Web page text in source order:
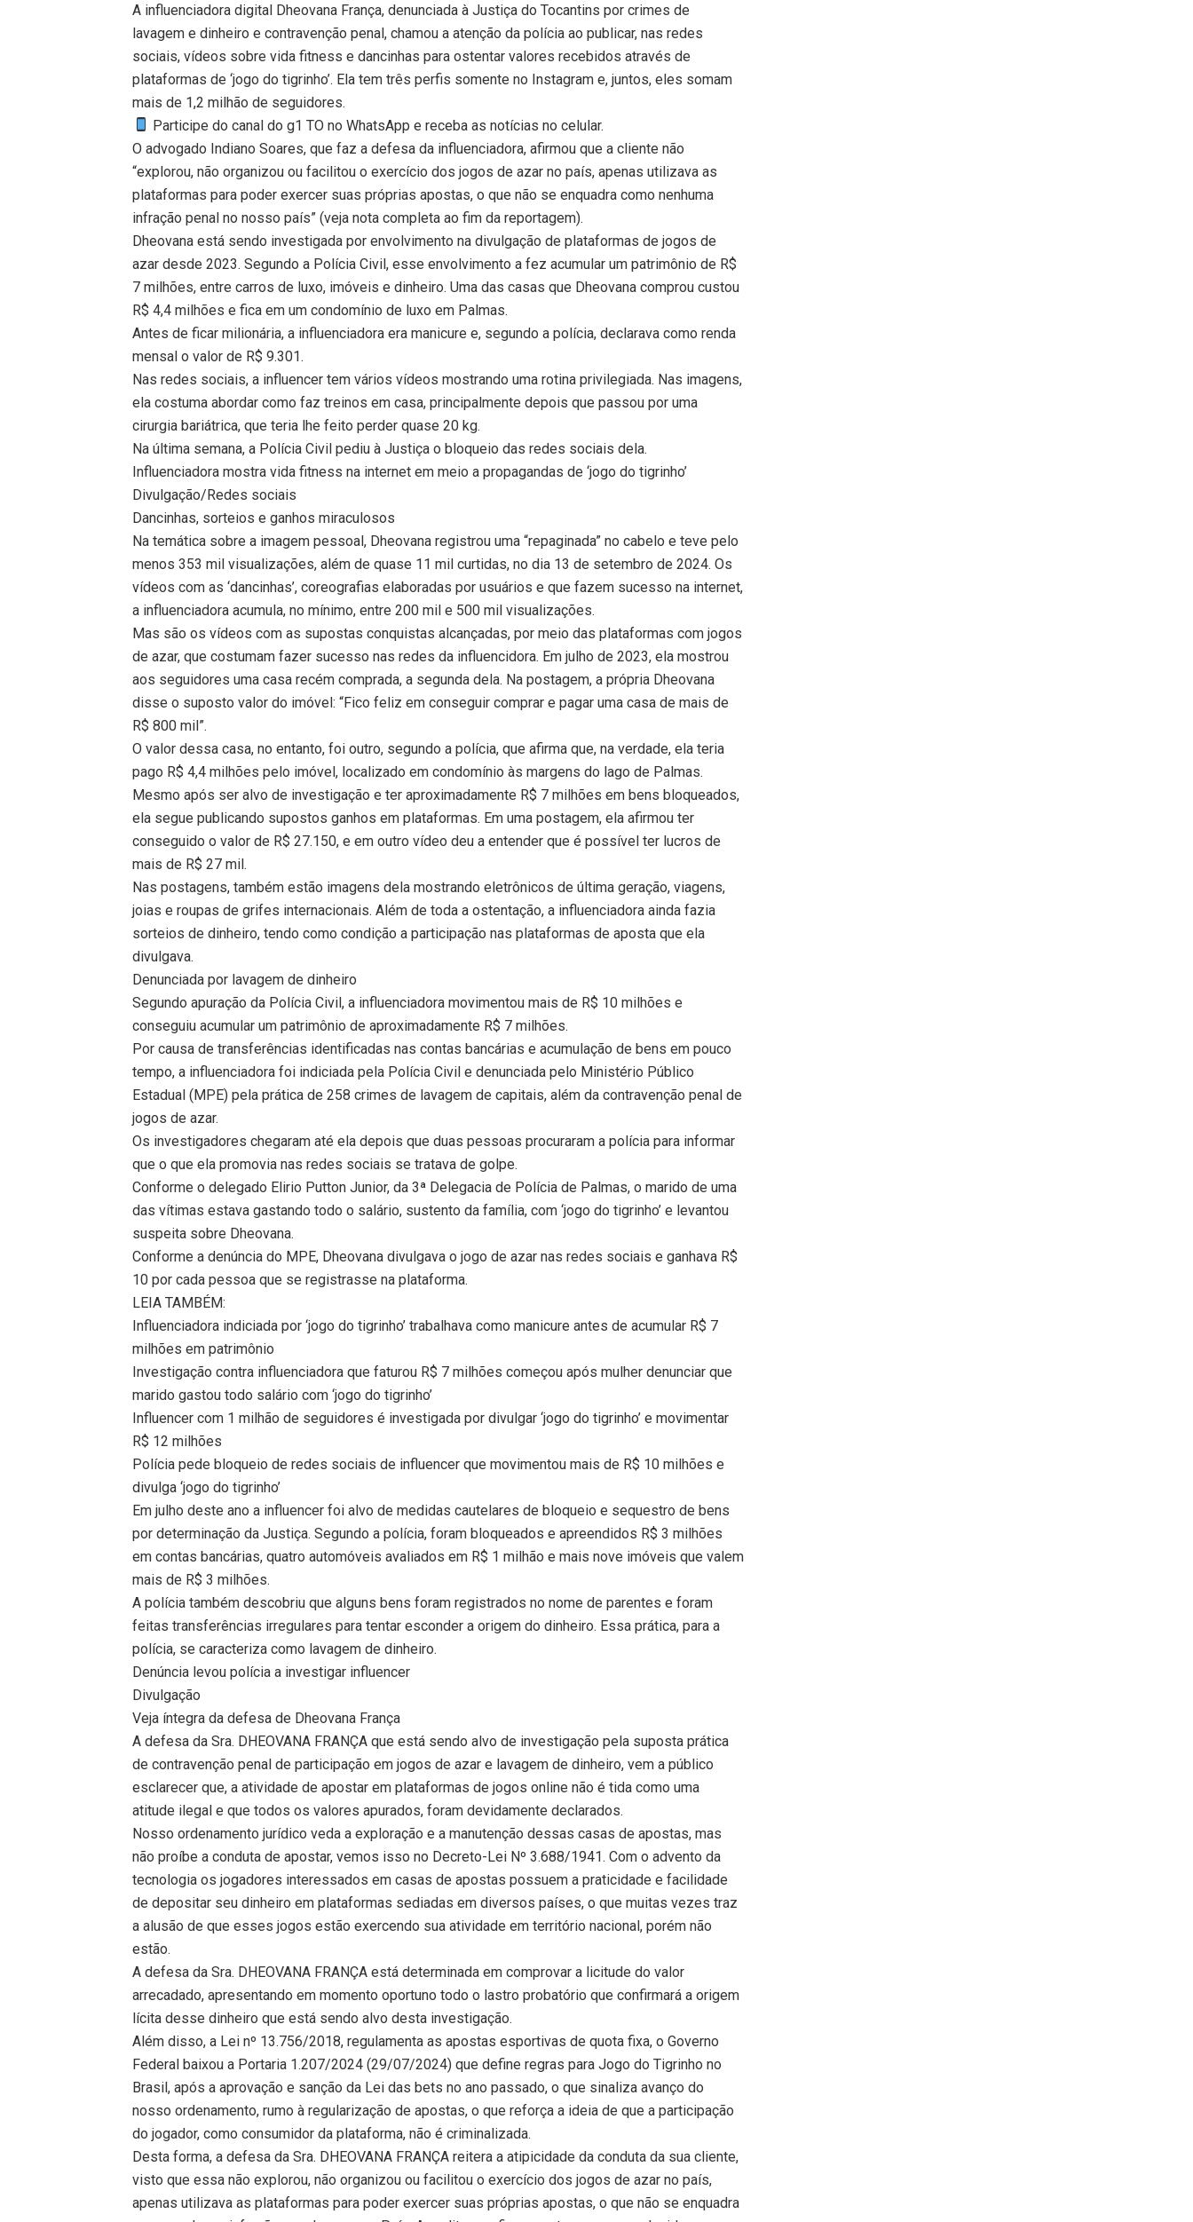
A influenciadora digital Dheovana França, denunciada à Justiça do Tocantins por crimes de
lavagem e dinheiro e contravenção penal, chamou a atenção da polícia ao publicar, nas redes
sociais, vídeos sobre vida fitness e dancinhas para ostentar valores recebidos através de
plataformas de ‘jogo do tigrinho’. Ela tem três perfis somente no Instagram e, juntos, eles somam
mais de 1,2 milhão de seguidores.
Participe do canal do g1 TO no WhatsApp e receba as notícias no celular.
O advogado Indiano Soares, que faz a defesa da influenciadora, afirmou que a cliente não
“explorou, não organizou ou facilitou o exercício dos jogos de azar no país, apenas utilizava as
plataformas para poder exercer suas próprias apostas, o que não se enquadra como nenhuma
infração penal no nosso país” (veja nota completa ao fim da reportagem).
Dheovana está sendo investigada por envolvimento na divulgação de plataformas de jogos de
azar desde 2023. Segundo a Polícia Civil, esse envolvimento a fez acumular um patrimônio de R$
7 milhões, entre carros de luxo, imóveis e dinheiro. Uma das casas que Dheovana comprou custou
R$ 4,4 milhões e fica em um condomínio de luxo em Palmas.
Antes de ficar milionária, a influenciadora era manicure e, segundo a polícia, declarava como renda
mensal o valor de R$ 9.301.
Nas redes sociais, a influencer tem vários vídeos mostrando uma rotina privilegiada. Nas imagens,
ela costuma abordar como faz treinos em casa, principalmente depois que passou por uma
cirurgia bariátrica, que teria lhe feito perder quase 20 kg.
Na última semana, a Polícia Civil pediu à Justiça o bloqueio das redes sociais dela.
Influenciadora mostra vida fitness na internet em meio a propagandas de ‘jogo do tigrinho’
Divulgação/Redes sociais
Dancinhas, sorteios e ganhos miraculosos
Na temática sobre a imagem pessoal, Dheovana registrou uma “repaginada” no cabelo e teve pelo
menos 353 mil visualizações, além de quase 11 mil curtidas, no dia 13 de setembro de 2024. Os
vídeos com as ‘dancinhas’, coreografias elaboradas por usuários e que fazem sucesso na internet,
a influenciadora acumula, no mínimo, entre 200 mil e 500 mil visualizações.
Mas são os vídeos com as supostas conquistas alcançadas, por meio das plataformas com jogos
de azar, que costumam fazer sucesso nas redes da influencidora. Em julho de 2023, ela mostrou
aos seguidores uma casa recém comprada, a segunda dela. Na postagem, a própria Dheovana
disse o suposto valor do imóvel: “Fico feliz em conseguir comprar e pagar uma casa de mais de
R$ 800 mil”.
O valor dessa casa, no entanto, foi outro, segundo a polícia, que afirma que, na verdade, ela teria
pago R$ 4,4 milhões pelo imóvel, localizado em condomínio às margens do lago de Palmas.
Mesmo após ser alvo de investigação e ter aproximadamente R$ 7 milhões em bens bloqueados,
ela segue publicando supostos ganhos em plataformas. Em uma postagem, ela afirmou ter
conseguido o valor de R$ 27.150, e em outro vídeo deu a entender que é possível ter lucros de
mais de R$ 27 mil.
Nas postagens, também estão imagens dela mostrando eletrônicos de última geração, viagens,
joias e roupas de grifes internacionais. Além de toda a ostentação, a influenciadora ainda fazia
sorteios de dinheiro, tendo como condição a participação nas plataformas de aposta que ela
divulgava.
Denunciada por lavagem de dinheiro
Segundo apuração da Polícia Civil, a influenciadora movimentou mais de R$ 10 milhões e
conseguiu acumular um patrimônio de aproximadamente R$ 7 milhões.
Por causa de transferências identificadas nas contas bancárias e acumulação de bens em pouco
tempo, a influenciadora foi indiciada pela Polícia Civil e denunciada pelo Ministério Público
Estadual (MPE) pela prática de 258 crimes de lavagem de capitais, além da contravenção penal de
jogos de azar.
Os investigadores chegaram até ela depois que duas pessoas procuraram a polícia para informar
que o que ela promovia nas redes sociais se tratava de golpe.
Conforme o delegado Elirio Putton Junior, da 3ª Delegacia de Polícia de Palmas, o marido de uma
das vítimas estava gastando todo o salário, sustento da família, com ‘jogo do tigrinho’ e levantou
suspeita sobre Dheovana.
Conforme a denúncia do MPE, Dheovana divulgava o jogo de azar nas redes sociais e ganhava R$
10 por cada pessoa que se registrasse na plataforma.
LEIA TAMBÉM:
Influenciadora indiciada por ‘jogo do tigrinho’ trabalhava como manicure antes de acumular R$ 7
milhões em patrimônio
Investigação contra influenciadora que faturou R$ 7 milhões começou após mulher denunciar que
marido gastou todo salário com ‘jogo do tigrinho’
Influencer com 1 milhão de seguidores é investigada por divulgar ‘jogo do tigrinho’ e movimentar
R$ 12 milhões
Polícia pede bloqueio de redes sociais de influencer que movimentou mais de R$ 10 milhões e
divulga ‘jogo do tigrinho’
Em julho deste ano a influencer foi alvo de medidas cautelares de bloqueio e sequestro de bens
por determinação da Justiça. Segundo a polícia, foram bloqueados e apreendidos R$ 3 milhões
em contas bancárias, quatro automóveis avaliados em R$ 1 milhão e mais nove imóveis que valem
mais de R$ 3 milhões.
A polícia também descobriu que alguns bens foram registrados no nome de parentes e foram
feitas transferências irregulares para tentar esconder a origem do dinheiro. Essa prática, para a
polícia, se caracteriza como lavagem de dinheiro.
Denúncia levou polícia a investigar influencer
Divulgação
Veja íntegra da defesa de Dheovana França
A defesa da Sra. DHEOVANA FRANÇA que está sendo alvo de investigação pela suposta prática
de contravenção penal de participação em jogos de azar e lavagem de dinheiro, vem a público
esclarecer que, a atividade de apostar em plataformas de jogos online não é tida como uma
atitude ilegal e que todos os valores apurados, foram devidamente declarados.
Nosso ordenamento jurídico veda a exploração e a manutenção dessas casas de apostas, mas
não proíbe a conduta de apostar, vemos isso no Decreto-Lei Nº 3.688/1941. Com o advento da
tecnologia os jogadores interessados em casas de apostas possuem a praticidade e facilidade
de depositar seu dinheiro em plataformas sediadas em diversos países, o que muitas vezes traz
a alusão de que esses jogos estão exercendo sua atividade em território nacional, porém não
estão.
A defesa da Sra. DHEOVANA FRANÇA está determinada em comprovar a licitude do valor
arrecadado, apresentando em momento oportuno todo o lastro probatório que confirmará a origem
lícita desse dinheiro que está sendo alvo desta investigação.
Além disso, a Lei nº 13.756/2018, regulamenta as apostas esportivas de quota fixa, o Governo
Federal baixou a Portaria 1.207/2024 (29/07/2024) que define regras para Jogo do Tigrinho no
Brasil, após a aprovação e sanção da Lei das bets no ano passado, o que sinaliza avanço do
nosso ordenamento, rumo à regularização de apostas, o que reforça a ideia de que a participação
do jogador, como consumidor da plataforma, não é criminalizada.
Desta forma, a defesa da Sra. DHEOVANA FRANÇA reitera a atipicidade da conduta da sua cliente,
visto que essa não explorou, não organizou ou facilitou o exercício dos jogos de azar no país,
apenas utilizava as plataformas para poder exercer suas próprias apostas, o que não se enquadra